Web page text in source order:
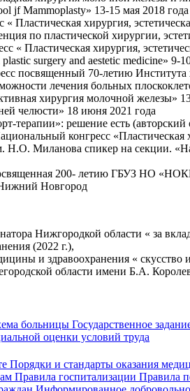
jf Mammoplasty» 13-15 мая 2018 года
Пластическая хирургия,
по пластической хирургии,
« Пластическая хирургия,
surgery and aestetic medicine» 9-
посвященный 70-летию
лечения больных
хирургия молочной железы»
челюсти» 18 июня 2021 года
терапии»: решение есть
конгресс «Пластическая
Н.О. Миланова спикер на секции.
200- летию ГБУЗ НО
Нижний Новгород
Нижгородкой области « за
(2022 г.),
и здравоохранения « скусство
области имени Б.А.
больницы Государственное
оценки условий труда
Порядки и стандарты оказания
Правила госпитализации Правила